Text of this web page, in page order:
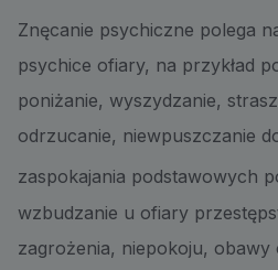
Znęcanie psychiczne polega
psychice ofiary, na przykład
poniżanie, wyszydzanie,
odrzucanie, niewpuszczanie
zaspokajania podstawowych
wzbudzanie u ofiary
zagrożenia, niepokoju, obawy